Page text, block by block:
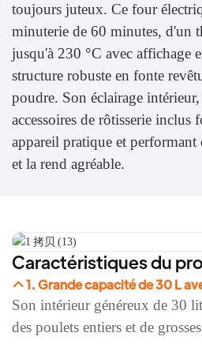
toujours juteux. Ce four
minuterie de 60 minutes, d'un
jusqu'à 230 °C avec affichage
structure robuste en fonte
poudre. Son éclairage
accessoires de rôtisserie
appareil pratique et
et la rend agréable.
Caractéristiques du
1. Grande capacité de 30 L
Son intérieur généreux de 30
des poulets entiers et de